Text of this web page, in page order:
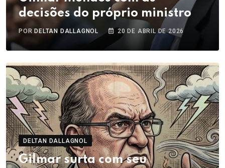
decisões do próprio ministro
PORDELTAN DALLAGNOL 20 DE ABRIL DE 2026
DELTAN DALLAGNOL
Gilmar surta com seu